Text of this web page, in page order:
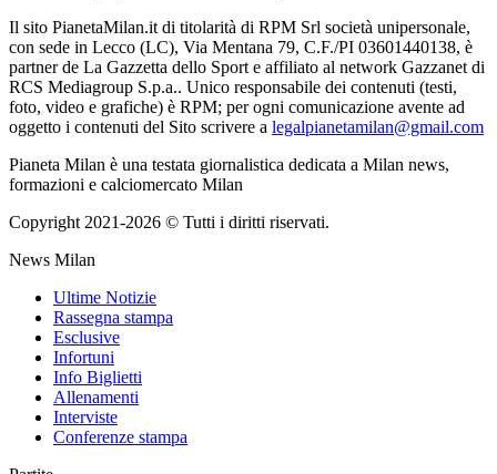
Il sito PianetaMilan.it di titolarità di RPM Srl società unipersonale,
con sede in Lecco (LC), Via Mentana 79, C.F./PI 03601440138, è
partner de La Gazzetta dello Sport e affiliato al network Gazzanet di
RCS Mediagroup S.p.a.. Unico responsabile dei contenuti (testi,
foto, video e grafiche) è RPM; per ogni comunicazione avente ad
oggetto i contenuti del Sito scrivere a legalpianetamilan@gmail.com
Pianeta Milan è una testata giornalistica dedicata a Milan news,
formazioni e calciomercato Milan
Copyright 2021-2026 © Tutti i diritti riservati.
News Milan
Ultime Notizie
Rassegna stampa
Esclusive
Infortuni
Info Biglietti
Allenamenti
Interviste
Conferenze stampa